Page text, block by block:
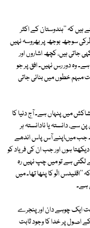
ہیں کہ ''ہندوستان کے اکثر
سوجھ بوجھ پر بھروسہ نہیں
جاتی ہیں، کچھ اشاروں اور
وہ دور رس نہیں۔ افق پر جو
مبہم خطوں میں بنائی جاتی
میں پنہاں ہے۔ آج دنیا کا
سے، دانستہ یا نادانستہ ہر
جب میںاپنے آس پاس اندھے
دیکھتا ہوں اور جب ان کی فریاد کو
لگتی ہے تو میں چپ نہیں رہ
الّو کا پٹھا تھا۔ میں
ہے۔
ایک چوہے دان اور پنجرے
اصول پر خدا کا وجود ثابت